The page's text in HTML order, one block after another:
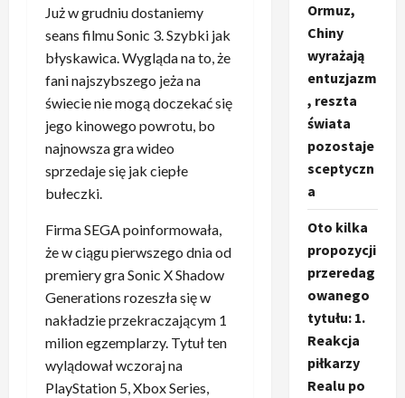
Już w grudniu dostaniemy
seans filmu Sonic 3. Szybki jak
błyskawica. Wygląda na to, że
fani najszybszego jeża na
świecie nie mogą doczekać się
jego kinowego powrotu, bo
najnowsza gra wideo
sprzedaje się jak ciepłe
bułeczki.
Firma SEGA poinformowała,
że w ciągu pierwszego dnia od
premiery gra Sonic X Shadow
Generations rozeszła się w
nakładzie przekraczającym 1
milion egzemplarzy. Tytuł ten
wylądował wczoraj na
PlayStation 5, Xbox Series,
Ormuz,
Chiny
wyrażają
entuzjazm
, reszta
świata
pozostaje
sceptyczn
a
Oto kilka
propozycji
przeredag
owanego
tytułu: 1.
Reakcja
piłkarzy
Realu po